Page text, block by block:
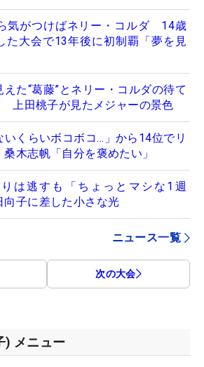
気がつけばネリー・コルダ 14歳
た大会で13年後に初制覇「夢を見
た“葛藤”とネリー・コルダの待て
上田桃子が見たメジャーの景色
いくらいボコボコ…」から14位でリ
木志帆「自分を褒めたい」
は逃すも「ちょっとマシな1週
子に差した小さな光
ニュース一覧
次の大会
) メニュー